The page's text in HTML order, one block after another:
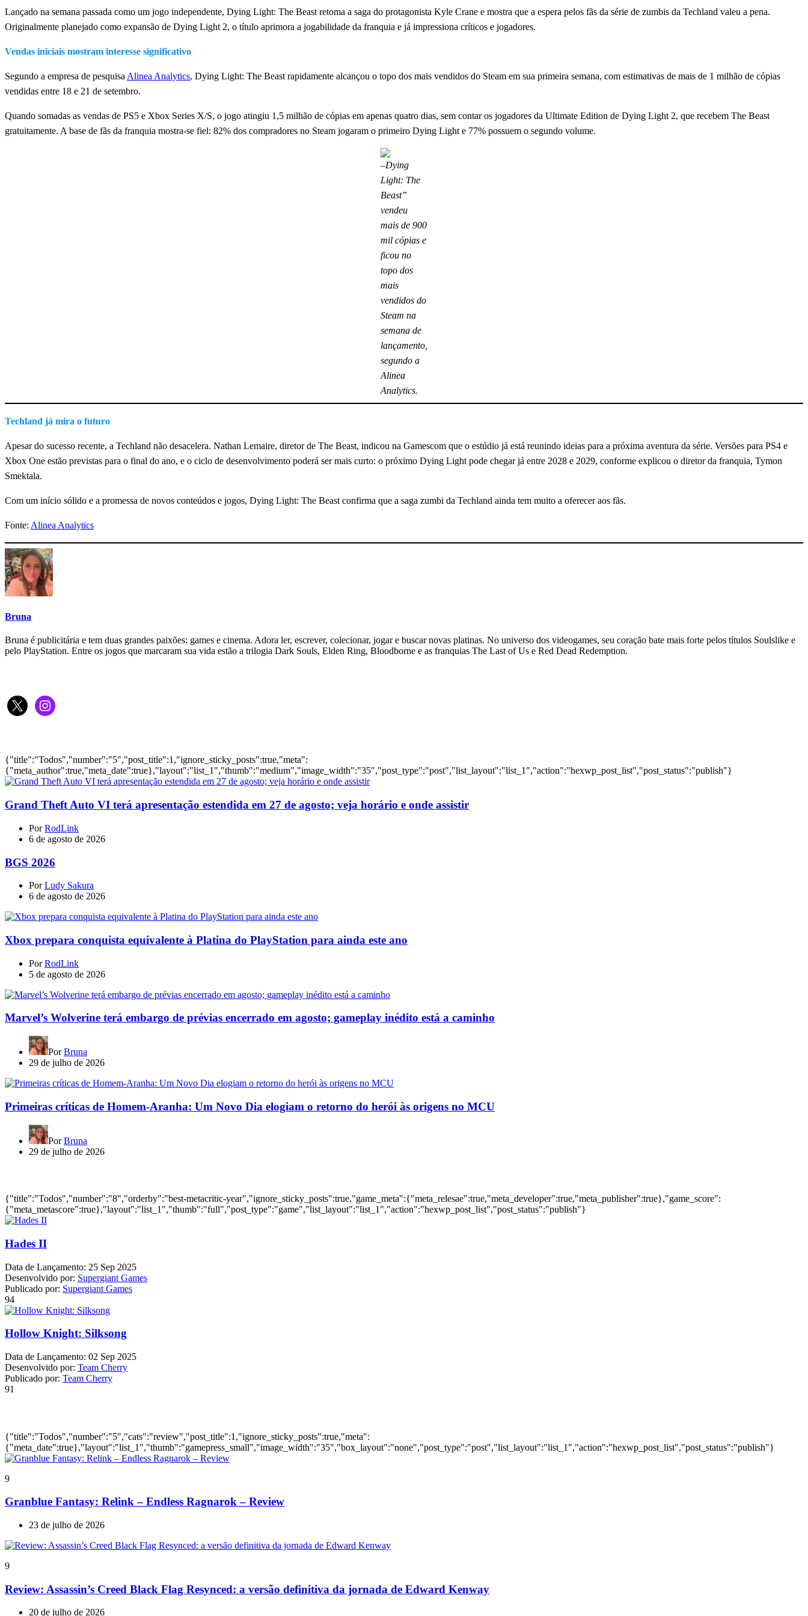
Lançado na semana passada como um jogo independente, Dying Light: The Beast retoma a saga do protagonista Kyle Crane e mostra que a espera pelos fãs da série de zumbis da Techland valeu a pena.
Originalmente planejado como expansão de Dying Light 2, o título aprimora a jogabilidade da franquia e já impressiona críticos e jogadores.
Vendas iniciais mostram interesse significativo
Segundo a empresa de pesquisa Alinea Analytics, Dying Light: The Beast rapidamente alcançou o topo dos mais vendidos do Steam em sua primeira semana, com estimativas de mais de 1 milhão de cópias
vendidas entre 18 e 21 de setembro.
Quando somadas as vendas de PS5 e Xbox Series X/S, o jogo atingiu 1,5 milhão de cópias em apenas quatro dias, sem contar os jogadores da Ultimate Edition de Dying Light 2, que recebem The Beast
gratuitamente. A base de fãs da franquia mostra-se fiel: 82% dos compradores no Steam jogaram o primeiro Dying Light e 77% possuem o segundo volume.
–Dying
Light: The
Beast”
vendeu
mais de 900
mil cópias e
ficou no
topo dos
mais
vendidos do
Steam na
semana de
lançamento,
segundo a
Alinea
Analytics.
Techland já mira o futuro
Apesar do sucesso recente, a Techland não desacelera. Nathan Lemaire, diretor de The Beast, indicou na Gamescom que o estúdio já está reunindo ideias para a próxima aventura da série. Versões para PS4 e
Xbox One estão previstas para o final do ano, e o ciclo de desenvolvimento poderá ser mais curto: o próximo Dying Light pode chegar já entre 2028 e 2029, conforme explicou o diretor da franquia, Tymon
Smektala.
Com um início sólido e a promessa de novos conteúdos e jogos, Dying Light: The Beast confirma que a saga zumbi da Techland ainda tem muito a oferecer aos fãs.
Fonte: Alinea Analytics
Bruna
Bruna é publicitária e tem duas grandes paixões: games e cinema. Adora ler, escrever, colecionar, jogar e buscar novas platinas. No universo dos videogames, seu coração bate mais forte pelos títulos Soulslike e
pelo PlayStation. Entre os jogos que marcaram sua vida estão a trilogia Dark Souls, Elden Ring, Bloodborne e as franquias The Last of Us e Red Dead Redemption.
x instagram
{"title":"Todos","number":"5","post_title":1,"ignore_sticky_posts":true,"meta":
{"meta_author":true,"meta_date":true},"layout":"list_1","thumb":"medium","image_width":"35","post_type":"post","list_layout":"list_1","action":"hexwp_post_list","post_status":"publish"}
Grand Theft Auto VI terá apresentação estendida em 27 de agosto; veja horário e onde assistir
PorRodLink
6 de agosto de 2026
BGS 2026
PorLudy Sakura
6 de agosto de 2026
Xbox prepara conquista equivalente à Platina do PlayStation para ainda este ano
PorRodLink
5 de agosto de 2026
Marvel’s Wolverine terá embargo de prévias encerrado em agosto; gameplay inédito está a caminho
PorBruna
29 de julho de 2026
Primeiras críticas de Homem-Aranha: Um Novo Dia elogiam o retorno do herói às origens no MCU
PorBruna
29 de julho de 2026
{"title":"Todos","number":"8","orderby":"best-metacritic-year","ignore_sticky_posts":true,"game_meta":{"meta_relesae":true,"meta_developer":true,"meta_publisher":true},"game_score":
{"meta_metascore":true},"layout":"list_1","thumb":"full","post_type":"game","list_layout":"list_1","action":"hexwp_post_list","post_status":"publish"}
Hades II
Data de Lançamento: 25 Sep 2025
Desenvolvido por: Supergiant Games
Publicado por: Supergiant Games
94
Hollow Knight: Silksong
Data de Lançamento: 02 Sep 2025
Desenvolvido por: Team Cherry
Publicado por: Team Cherry
91
{"title":"Todos","number":"5","cats":"review","post_title":1,"ignore_sticky_posts":true,"meta":
{"meta_date":true},"layout":"list_1","thumb":"gamepress_small","image_width":"35","box_layout":"none","post_type":"post","list_layout":"list_1","action":"hexwp_post_list","post_status":"publish"}
9
Granblue Fantasy: Relink – Endless Ragnarok – Review
23 de julho de 2026
9
Review: Assassin’s Creed Black Flag Resynced: a versão definitiva da jornada de Edward Kenway
20 de julho de 2026